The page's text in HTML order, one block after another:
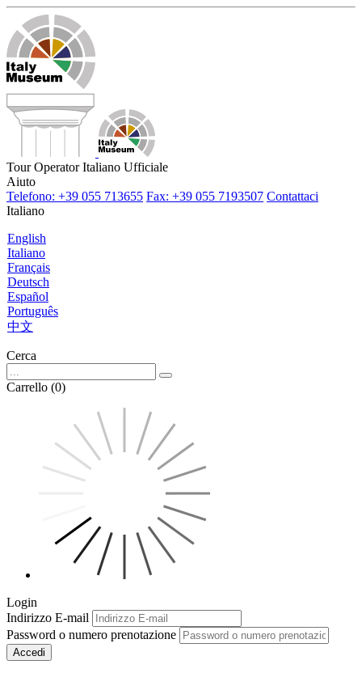
Tour Operator Italiano Ufficiale
Aiuto
Telefono: +39 055 713655 Fax: +39 055 7193507 Contattaci
Italiano
English
Italiano
Français
Deutsch
Español
Português
中文
Cerca
Carrello (0)
Login
Indirizzo E-mail
Password o numero prenotazione
Accedi